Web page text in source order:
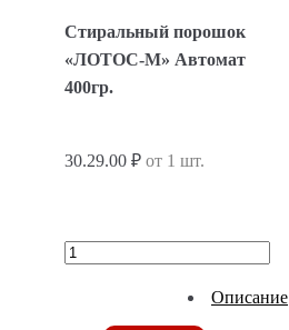
Стиральный порошок
«ЛОТОС-М» Автомат
400гр.
30.29.00 ₽ от 1 шт.
Описание